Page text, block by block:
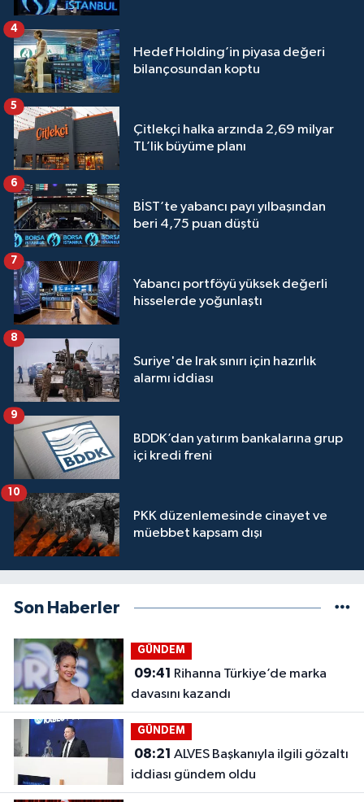
Hedef Holding’in piyasa değeri
bilançosundan koptu
4
Çitlekçi halka arzında 2,69 milyar
TL’lik büyüme planı
5
BİST’te yabancı payı yılbaşından
beri 4,75 puan düştü
6
Yabancı portföyü yüksek değerli
hisselerde yoğunlaştı
7
Suriye'de Irak sınırı için hazırlık
alarmı iddiası
8
BDDK’dan yatırım bankalarına grup
içi kredi freni
9
PKK düzenlemesinde cinayet ve
müebbet kapsam dışı
10
Son Haberler
GÜNDEM
09:41
davasını kazandı
GÜNDEM
08:21
iddiası gündem oldu